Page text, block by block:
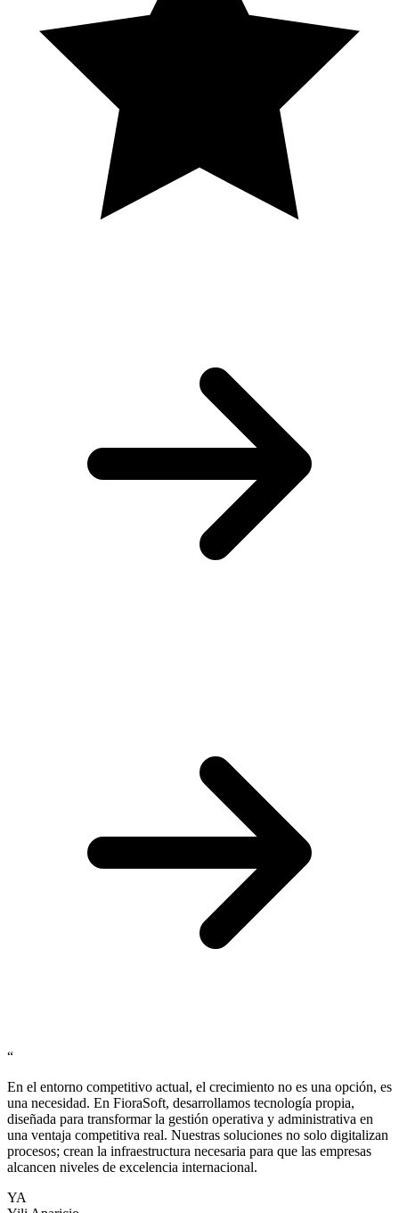
“
En el entorno competitivo actual, el crecimiento no es una opción, es
una necesidad. En FioraSoft, desarrollamos tecnología propia,
diseñada para transformar la gestión operativa y administrativa en
una ventaja competitiva real. Nuestras soluciones no solo digitalizan
procesos; crean la infraestructura necesaria para que las empresas
alcancen niveles de excelencia internacional.
YA